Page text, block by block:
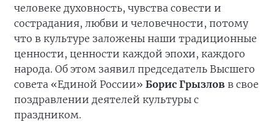
человеке духовность, чувства совести и
сострадания, любви и человечности, потому
что в культуре заложены наши традиционные
ценности, ценности каждой эпохи, каждого
народа. Об этом заявил председатель Высшего
совета «Единой России» Борис Грызлов в свое
поздравлении деятелей культуры с
праздником.